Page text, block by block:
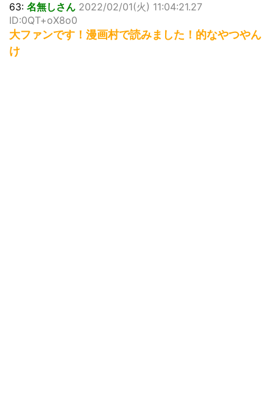
63: 名無しさん 2022/02/01(火) 11:04:21.27
ID:0QT+oX8o0
大ファンです！漫画村で読みました！的なやつやん
け